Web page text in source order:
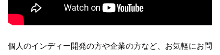
個人のインディー開発の方や企業の方など、お気軽にお問